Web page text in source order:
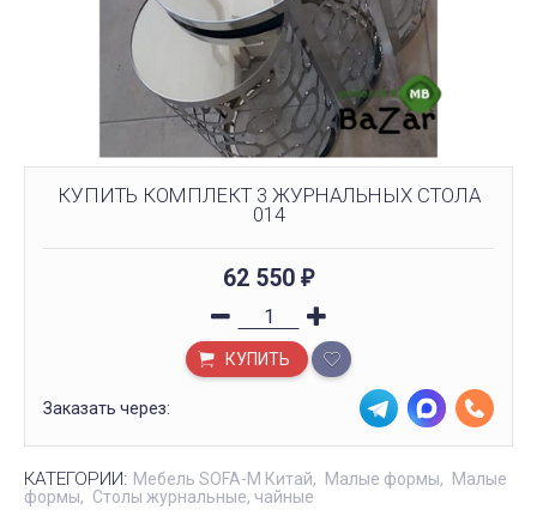
КУПИТЬ КОМПЛЕКТ 3 ЖУРНАЛЬНЫХ СТОЛА
014
62 550 ₽
КУПИТЬ
Заказать через:
КАТЕГОРИИ: Мебель SOFA-M Китай Малые формы
Малые
формы
Столы журнальные, чайные